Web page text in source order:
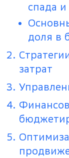
спада
доля в
затрат